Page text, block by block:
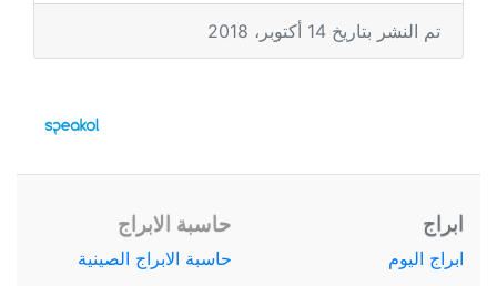
تم النشر بتاريخ 14 أكتوبر، 2018
ابراج
ابراج اليوم
حاسبة الابراج
حاسبة الابراج الصينية